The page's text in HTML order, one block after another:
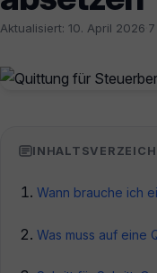
Aktualisiert: 10. April 2026
Wann brauche ich
Was muss auf eine